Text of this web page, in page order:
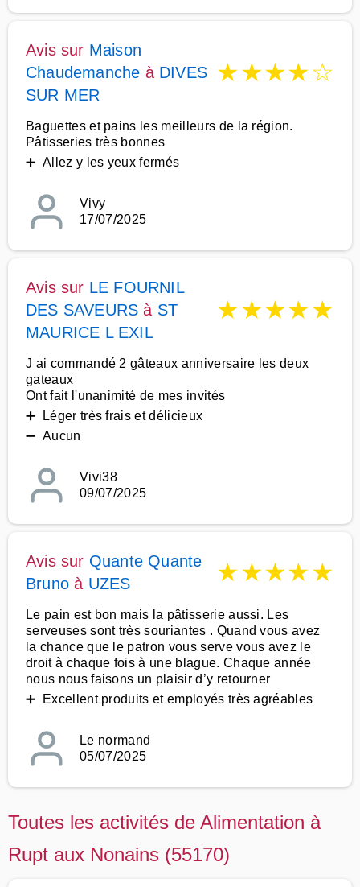
Avis sur Maison
Chaudemanche à DIVES
SUR MER
★★★★☆
Baguettes et pains les meilleurs de la région.
Pâtisseries très bonnes
➕ Allez y les yeux fermés
Vivy
17/07/2025
Avis sur LE FOURNIL
DES SAVEURS à ST
MAURICE L EXIL
★★★★★
J ai commandé 2 gâteaux anniversaire les deux
gateaux
Ont fait l'unanimité de mes invités
➕ Léger très frais et délicieux
➖ Aucun
Vivi38
09/07/2025
Avis sur Quante Quante
Bruno à UZES ★★★★★
Le pain est bon mais la pâtisserie aussi. Les
serveuses sont très souriantes . Quand vous avez
la chance que le patron vous serve vous avez le
droit à chaque fois à une blague. Chaque année
nous nous faisons un plaisir d’y retourner
➕ Excellent produits et employés très agréables
Le normand
05/07/2025
Toutes les activités de Alimentation à
Rupt aux Nonains (55170)